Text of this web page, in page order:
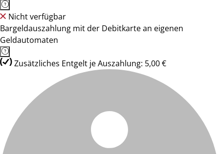
Nicht verfügbar
Bargeldauszahlung mit der Debitkarte an eigenen
Geldautomaten
Zusätzliches Entgelt je Auszahlung: 5,00 €